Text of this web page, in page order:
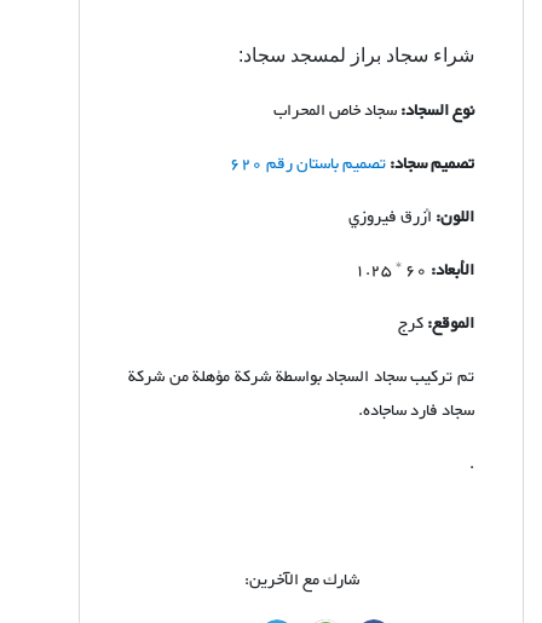
شراء سجاد براز لمسجد سجاد:
نوع السجاد:سجاد خاص المحراب
تصمیم سجاد:تصمیم باستان رقم 620
اللون:أزرق فيروزي
الأبعاد:
الموقع:كرج
تم تركيب سجاد السجاد بواسطة شركة مؤهلة من شركة
سجاد فارد ساجاده.
.
شارك مع الآخرين: